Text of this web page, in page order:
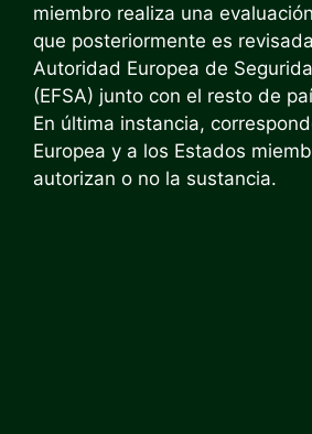
miembro realiza una
que posteriormente es
Autoridad Europea de
(EFSA) junto con el resto de
En última instancia,
Europea y a los Estados
autorizan o no la sustancia.